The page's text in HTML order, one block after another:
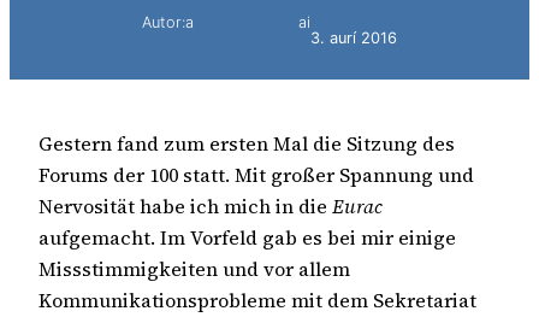
Autor:a
ai
3. aurí 2016
Gestern fand zum ersten Mal die Sitzung des
Forums der 100 statt. Mit großer Spannung und
Nervosität habe ich mich in die Eurac
aufgemacht. Im Vorfeld gab es bei mir einige
Missstimmigkeiten und vor allem
Kommunikationsprobleme mit dem Sekretariat